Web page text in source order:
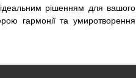
ідеальним рішенням для вашого
гармонії та умиротворення